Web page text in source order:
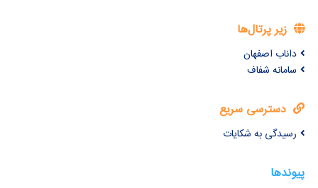
زیر پرتال‌ها
داناب اصفهان
سامانه شفاف
دسترسی سریع
رسیدگی به شکایات
پیوندها